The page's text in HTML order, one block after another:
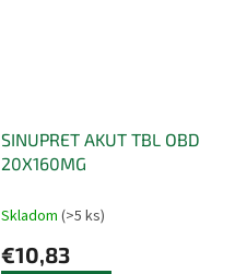
SINUPRET AKUT TBL OBD
20X160MG
Skladom (>5 ks)
€10,83